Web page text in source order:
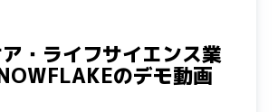
・ライフサイエンス業
のデモ動画